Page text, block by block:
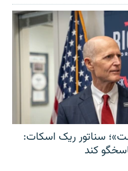
سناتور ریک اسکات:
کند